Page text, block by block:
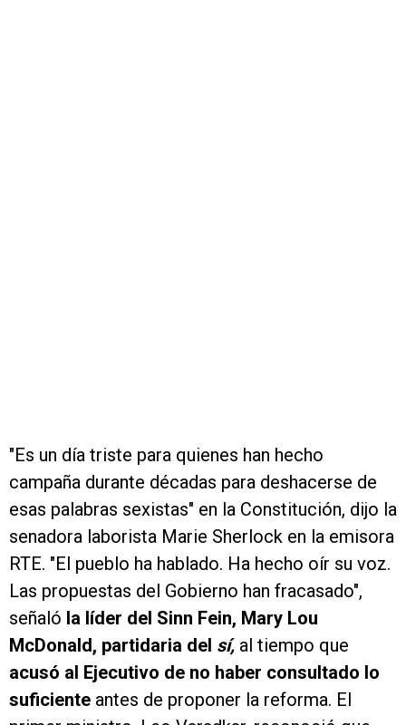
"Es un día triste para quienes han hecho
campaña durante décadas para deshacerse de
esas palabras sexistas" en la Constitución, dijo la
senadora laborista Marie Sherlock en la emisora
RTE. "El pueblo ha hablado. Ha hecho oír su voz.
Las propuestas del Gobierno han fracasado",
señaló la líder del Sinn Fein, Mary Lou
McDonald, partidaria del sí, al tiempo que
acusó al Ejecutivo de no haber consultado lo
suficiente antes de proponer la reforma. El